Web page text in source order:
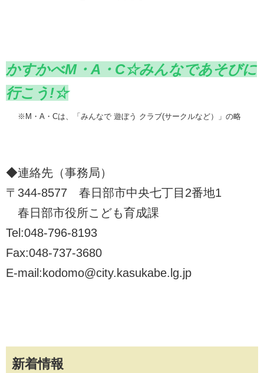
かすかべM・A・C☆みんなであそびに
行こう!☆
※M・A・Cは、「みんなで 遊ぼう クラブ(サークルなど）」の略
◆連絡先（事務局）
〒344-8577 春日部市中央七丁目2番地1
春日部市役所こども育成課
Tel:048-796-8193
Fax:048-737-3680
E-mail:kodomo@city.kasukabe.lg.jp
新着情報